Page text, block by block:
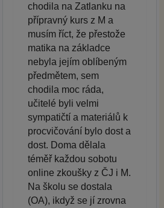
chodila na Zatlanku na
přípravný kurs z M a
musím říct, že přestože
matika na základce
nebyla jejím oblíbeným
předmětem, sem
chodila moc ráda,
učitelé byli velmi
sympatičtí a materiálů k
procvičování bylo dost a
dost. Doma dělala
téměř každou sobotu
online zkoušky z ČJ i M.
Na školu se dostala
(OA), ikdyž se jí zrovna